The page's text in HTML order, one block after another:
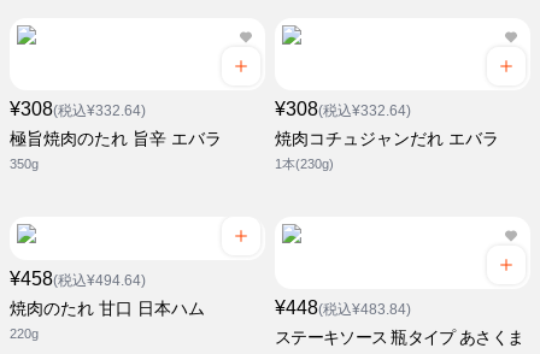
¥308(税込¥332.64)
極旨焼肉のたれ 旨辛 エバラ
350g
¥308(税込¥332.64)
焼肉コチュジャンだれ エバラ
1本(230g)
¥458(税込¥494.64)
焼肉のたれ 甘口 日本ハム
220g
¥448(税込¥483.84)
ステーキソース 瓶タイプ あさくま